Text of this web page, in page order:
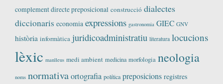
complement directe preposicional construcció dialectes
diccionaris economia expressions gastronomia GIEC GNV
història informàtica juridicoadministratiu literatura locucions
lèxic manlleus medi ambient medicina morfologia neologia
noms normativaortografia política preposicions registres